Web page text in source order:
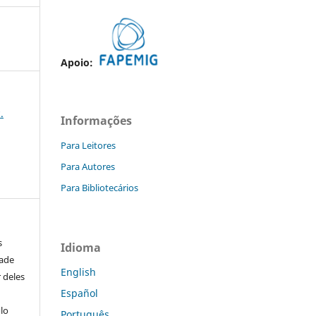
Apoio:
Informações
Para Leitores
Para Autores
Para Bibliotecários
Idioma
English
Español